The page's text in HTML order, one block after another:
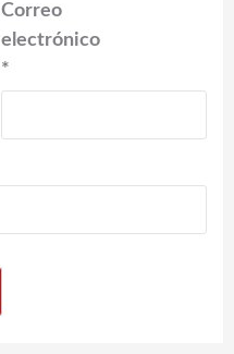
Correo
electrónico
*